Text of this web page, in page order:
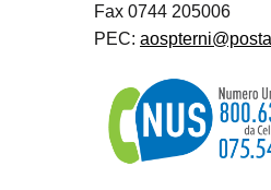
Fax 0744 205006
PEC: